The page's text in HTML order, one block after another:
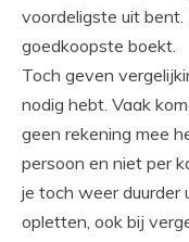
voordeligste uit
goedkoopste boekt.
Toch geven
nodig hebt. Vaak
geen rekening mee
persoon en niet per
je toch weer duurder
opletten, ook bij